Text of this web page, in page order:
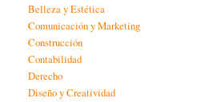
Belleza y Estética
Comunicación y Marketing
Construcción
Contabilidad
Derecho
Diseño y Creatividad